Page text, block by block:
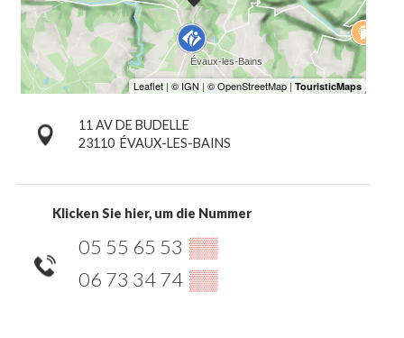
11 AV DE BUDELLE
23110 ÉVAUX-LES-BAINS
Klicken Sie hier, um die Nummer
05 55 65 53 ▒▒
06 73 34 74 ▒▒